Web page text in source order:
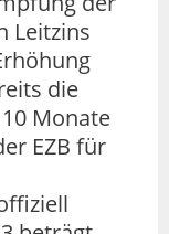
Leitzins
die
Monate
EZB für